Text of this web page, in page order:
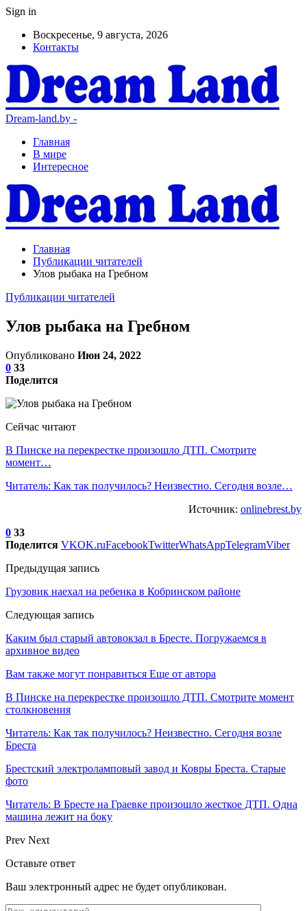
Sign in
Воскресенье, 9 августа, 2026
Контакты
Dream-land.by -
Главная
В мире
Интересное
Главная
Публикации читателей
Улов рыбака на Гребном
Публикации читателей
Улов рыбака на Гребном
Опубликовано Июн 24, 2022
0 33
Поделится
Сейчас читают
В Пинске на перекрестке произошло ДТП. Смотрите
момент…
Читатель: Как так получилось? Неизвестно. Сегодня возле…
Источник: onlinebrest.by
0 33
Поделится VKOK.ruFacebookTwitterWhatsAppTelegramViber
Предыдущая запись
Грузовик наехал на ребенка в Кобринском районе
Следующая запись
Каким был старый автовокзал в Бресте. Погружаемся в
архивное видео
Вам также могут понравиться Еще от автора
В Пинске на перекрестке произошло ДТП. Смотрите момент
столкновения
Читатель: Как так получилось? Неизвестно. Сегодня возле
Бреста
Брестский электроламповый завод и Ковры Бреста. Старые
фото
Читатель: В Бресте на Граевке произошло жесткое ДТП. Одна
машина лежит на боку
Prev Next
Оставьте ответ
Ваш электронный адрес не будет опубликован.